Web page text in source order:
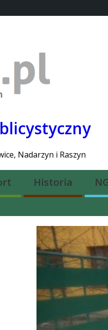
Nadarzyn i Raszyn
Historia